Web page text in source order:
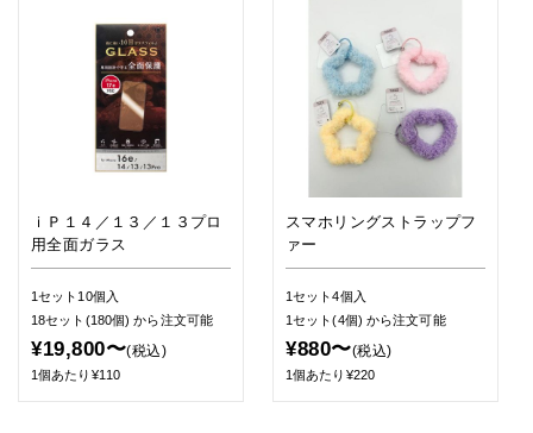
ｉＰ１４／１３／１３プロ
用全面ガラス
1セット10個入
18セット(180個)から注文可能
¥19,800〜(税込)
1個あたり¥110
スマホリングストラップフ
ァー
1セット4個入
1セット(4個) から注文可能
¥880〜(税込)
1個あたり¥220